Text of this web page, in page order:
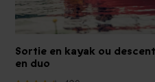
Sortie en kayak ou
en duo